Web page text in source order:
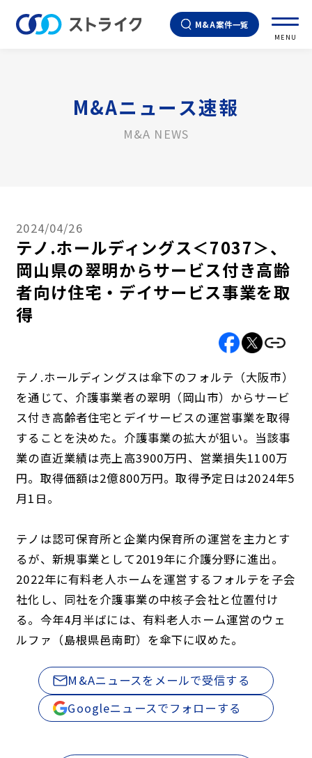
M&A案件一覧
MENU
M&Aニュース速報
M&A NEWS
2024/04/26
テノ.ホールディングス＜7037＞、
岡山県の翠明からサービス付き高齢
者向け住宅・デイサービス事業を取
得
テノ.ホールディングスは傘下のフォルテ（大阪市）
を通じて、介護事業者の翠明（岡山市）からサービ
ス付き高齢者住宅とデイサービスの運営事業を取得
することを決めた。介護事業の拡大が狙い。当該事
業の直近業績は売上高3900万円、営業損失1100万
円。取得価額は2億800万円。取得予定日は2024年5
月1日。
テノは認可保育所と企業内保育所の運営を主力とす
るが、新規事業として2019年に介護分野に進出。
2022年に有料老人ホームを運営するフォルテを子会
社化し、同社を介護事業の中核子会社と位置付け
る。今年4月半ばには、有料老人ホーム運営のウェ
ルファ（島根県邑南町）を傘下に収めた。
M&Aニュースをメールで受信する
Googleニュースでフォローする